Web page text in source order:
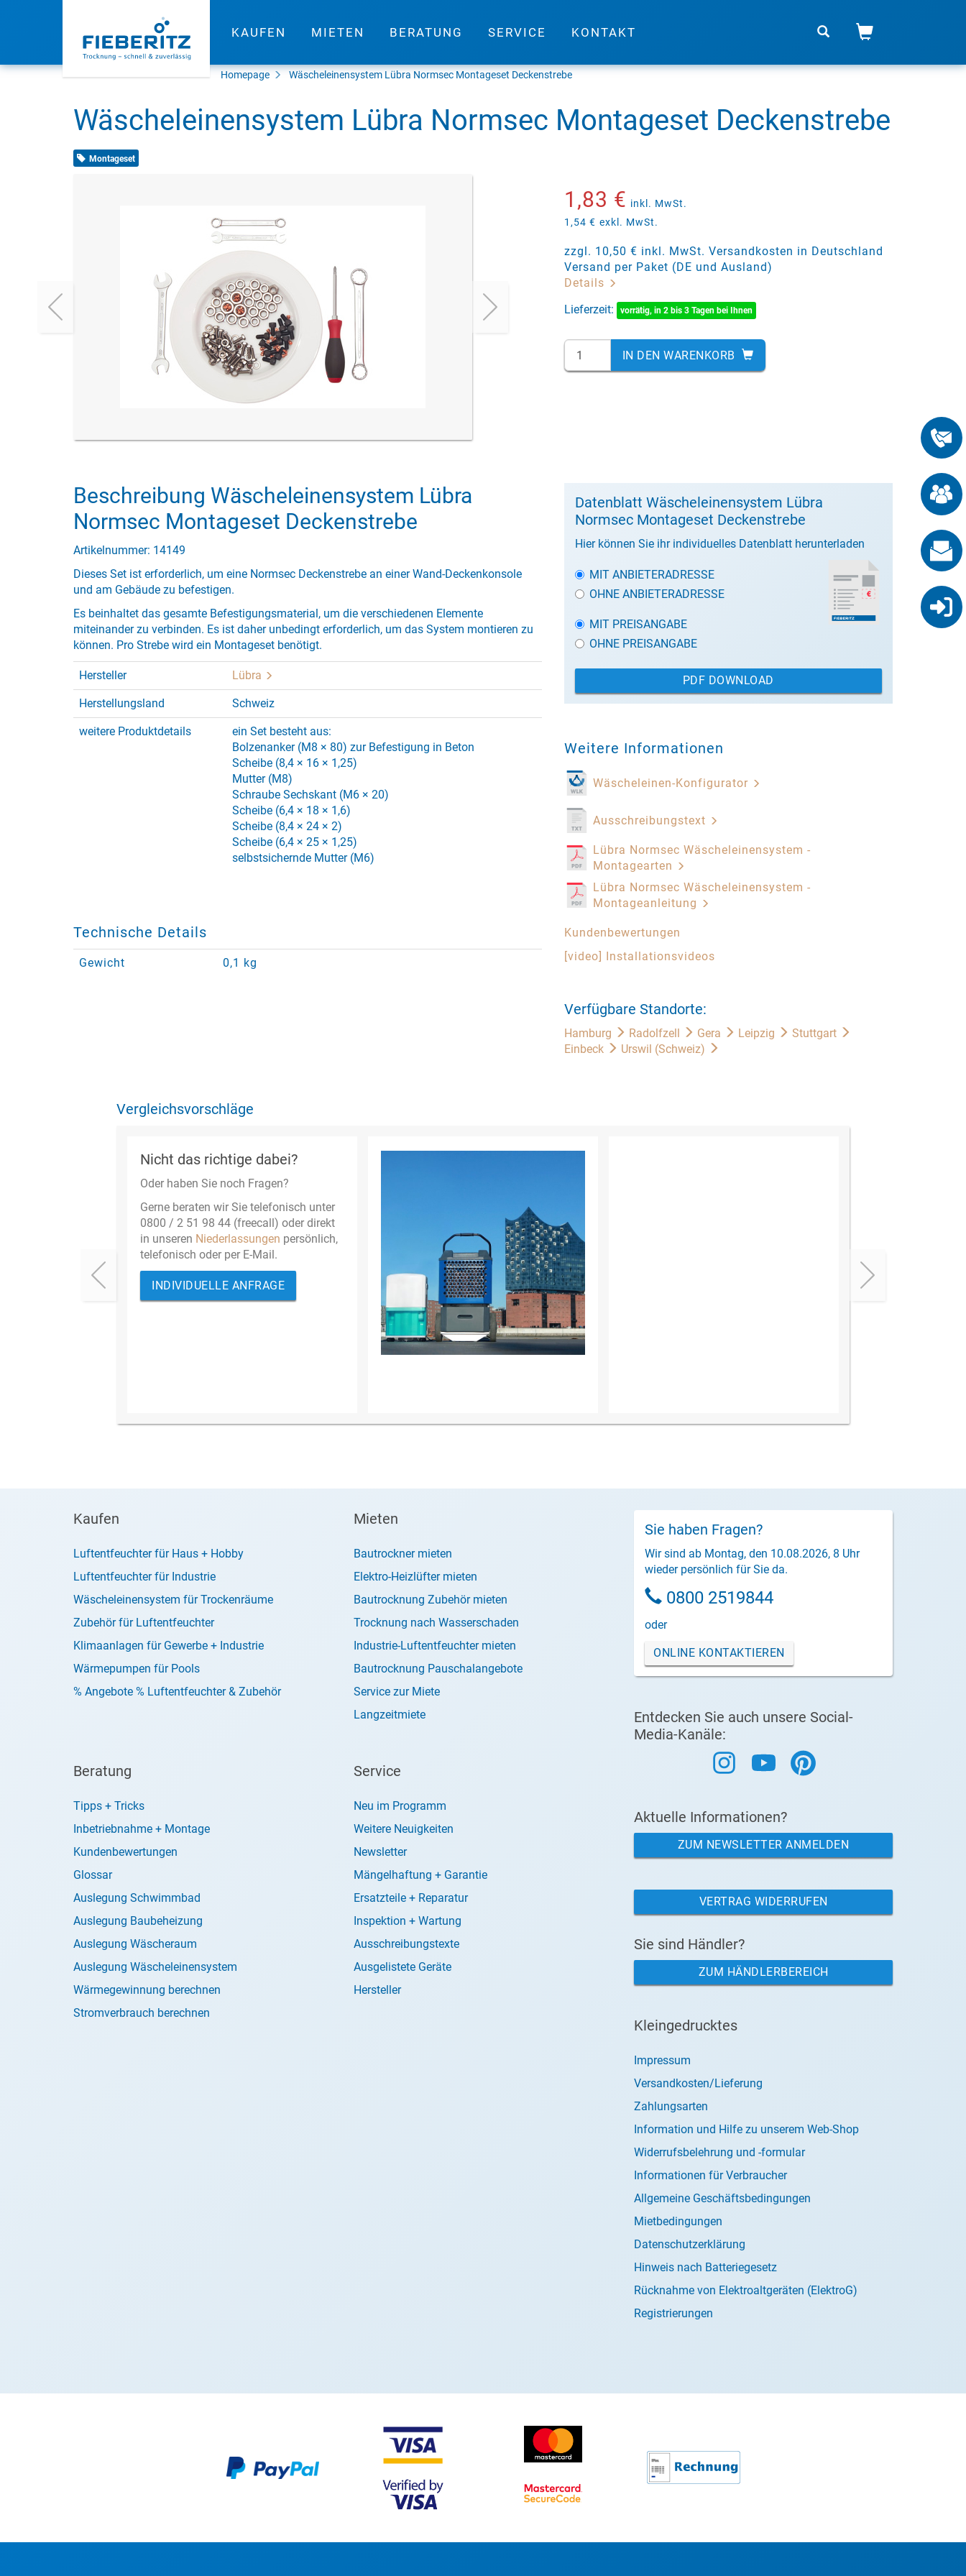
KAUFEN MIETEN BERATUNG SERVICE KONTAKT
Homepage Wäscheleinensystem Lübra Normsec Montageset Deckenstrebe
Wäscheleinensystem Lübra Normsec Montageset Deckenstrebe
Montageset
1,83 € inkl. MwSt.
1,54 € exkl. MwSt.
zzgl. 10,50 € inkl. MwSt. Versandkosten in Deutschland
Versand per Paket (DE und Ausland)
Details
Lieferzeit:
vorrätig, in 2 bis 3 Tagen bei Ihnen
IN DEN WARENKORB
Beschreibung Wäscheleinensystem Lübra
Normsec Montageset Deckenstrebe
Artikelnummer: 14149
Dieses Set ist erforderlich, um eine Normsec Deckenstrebe an einer Wand-Deckenkonsole
und am Gebäude zu befestigen.
Es beinhaltet das gesamte Befestigungsmaterial, um die verschiedenen Elemente
miteinander zu verbinden. Es ist daher unbedingt erforderlich, um das System montieren zu
können. Pro Strebe wird ein Montageset benötigt.
Hersteller Lübra
Herstellungsland Schweiz
weitere Produktdetails
ein Set besteht aus:
Bolzenanker (M8 × 80) zur Befestigung in Beton
Scheibe (8,4 × 16 × 1,25)
Mutter (M8)
Schraube Sechskant (M6 × 20)
Scheibe (6,4 × 18 × 1,6)
Scheibe (8,4 × 24 × 2)
Scheibe (6,4 × 25 × 1,25)
selbstsichernde Mutter (M6)
Technische Details
Gewicht 0,1 kg
Datenblatt Wäscheleinensystem Lübra
Normsec Montageset Deckenstrebe
Hier können Sie ihr individuelles Datenblatt herunterladen
MIT ANBIETERADRESSE
OHNE ANBIETERADRESSE
MIT PREISANGABE
OHNE PREISANGABE
PDF DOWNLOAD
Weitere Informationen
Wäscheleinen-Konfigurator
Ausschreibungstext
Lübra Normsec Wäscheleinensystem -
Montagearten
Lübra Normsec Wäscheleinensystem -
Montageanleitung
Kundenbewertungen
[video] Installationsvideos
Verfügbare Standorte:
Hamburg Radolfzell Gera Leipzig
Stuttgart
Einbeck
Urswil (Schweiz)
Vergleichsvorschläge
Nicht das richtige dabei?
Oder haben Sie noch Fragen?
Gerne beraten wir Sie telefonisch unter
0800 / 2 51 98 44 (freecall) oder direkt
in unseren Niederlassungen persönlich,
telefonisch oder per E-Mail.
INDIVIDUELLE ANFRAGE
Kaufen
Luftentfeuchter für Haus + Hobby
Luftentfeuchter für Industrie
Wäscheleinensystem für Trockenräume
Zubehör für Luftentfeuchter
Klimaanlagen für Gewerbe + Industrie
Wärmepumpen für Pools
% Angebote % Luftentfeuchter & Zubehör
Mieten
Bautrockner mieten
Elektro-Heizlüfter mieten
Bautrocknung Zubehör mieten
Trocknung nach Wasserschaden
Industrie-Luftentfeuchter mieten
Bautrocknung Pauschalangebote
Service zur Miete
Langzeitmiete
Beratung
Tipps + Tricks
Inbetriebnahme + Montage
Kundenbewertungen
Glossar
Auslegung Schwimmbad
Auslegung Baubeheizung
Auslegung Wäscheraum
Auslegung Wäscheleinensystem
Wärmegewinnung berechnen
Stromverbrauch berechnen
Service
Neu im Programm
Weitere Neuigkeiten
Newsletter
Mängelhaftung + Garantie
Ersatzteile + Reparatur
Inspektion + Wartung
Ausschreibungstexte
Ausgelistete Geräte
Hersteller
Sie haben Fragen?
Wir sind ab Montag, den 10.08.2026, 8 Uhr
wieder persönlich für Sie da.
0800 2519844
oder
ONLINE KONTAKTIEREN
Entdecken Sie auch unsere Social-
Media-Kanäle:
Aktuelle Informationen?
ZUM NEWSLETTER ANMELDEN
VERTRAG WIDERRUFEN
Sie sind Händler?
ZUM HÄNDLERBEREICH
Kleingedrucktes
Impressum
Versandkosten/Lieferung
Zahlungsarten
Information und Hilfe zu unserem Web-Shop
Widerrufsbelehrung und -formular
Informationen für Verbraucher
Allgemeine Geschäftsbedingungen
Mietbedingungen
Datenschutzerklärung
Hinweis nach Batteriegesetz
Rücknahme von Elektroaltgeräten (ElektroG)
Registrierungen